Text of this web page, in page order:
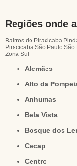
Regiões onde
Bairros de Piracicaba
Piracicaba São Paulo São
Zona Sul
Alemães
Alto da
Anhumas
Bela Vista
Bosque dos
Cecap
Centro